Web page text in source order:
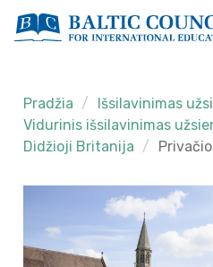
Pradžia
Išsilavinimas
Vidurinis išsilavinimas
Didžioji Britanija